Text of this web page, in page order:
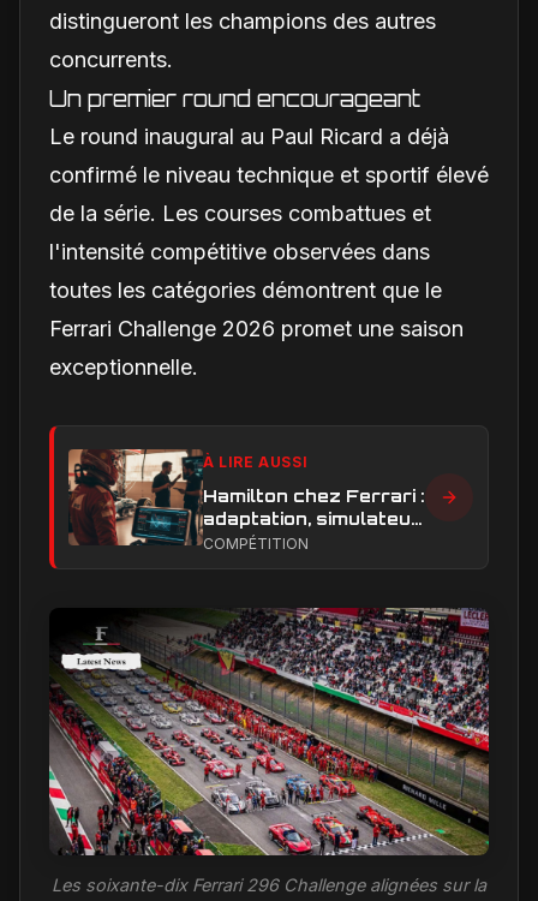
distingueront les champions des autres
concurrents.
Un premier round encourageant
Le round inaugural au Paul Ricard a déjà
confirmé le niveau technique et sportif élevé
de la série. Les courses combattues et
l'intensité compétitive observées dans
toutes les catégories démontrent que le
Ferrari Challenge 2026 promet une saison
exceptionnelle.
À LIRE AUSSI
Hamilton chez Ferrari :
adaptation, simulateur
et critiques, ce qui
COMPÉTITION
Les soixante-dix Ferrari 296 Challenge alignées sur la